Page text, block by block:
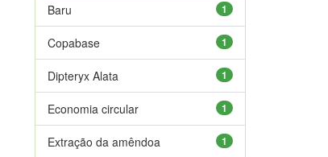
1
Baru
1
Copabase
1
Dipteryx Alata
1
Economia circular
1
Extração da amêndoa